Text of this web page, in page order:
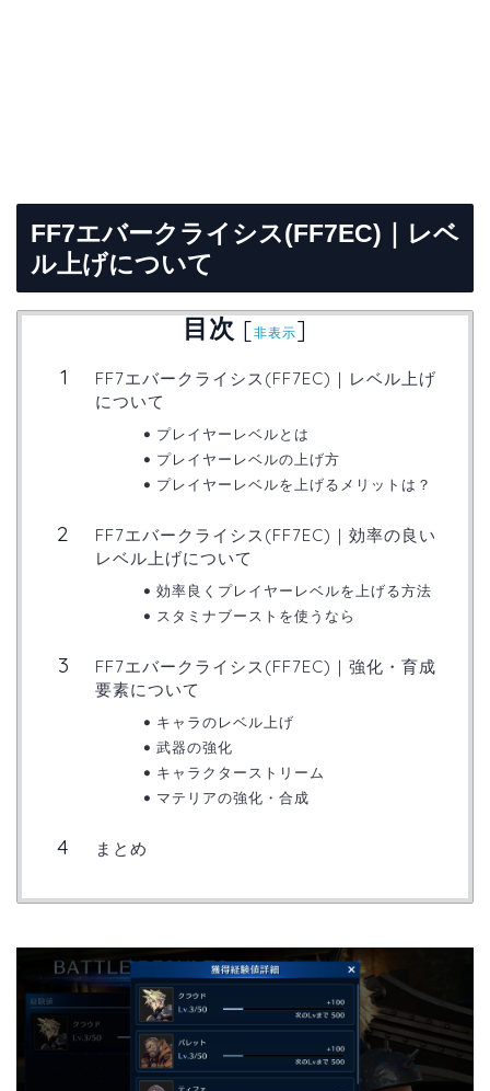
FF7エバークライシス(FF7EC) ｜レベ
ル上げについて
目次 [非表示]
FF7エバークライシス(FF7EC)｜レベル上げ
について
プレイヤーレベルとは
プレイヤーレベルの上げ方
プレイヤーレベルを上げるメリットは？
FF7エバークライシス(FF7EC)｜効率の良い
レベル上げについて
効率良くプレイヤーレベルを上げる方法
スタミナブーストを使うなら
FF7エバークライシス(FF7EC)｜強化・育成
要素について
キャラのレベル上げ
武器の強化
キャラクターストリーム
マテリアの強化・合成
まとめ